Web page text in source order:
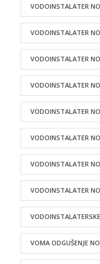
VODOINSTALATER
VODOINSTALATER
VODOINSTALATER
VODOINSTALATER
VODOINSTALATER
VODOINSTALATER
VODOINSTALATER
VODOINSTALATER
VOMA ODGUŠENJE